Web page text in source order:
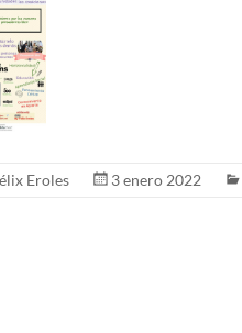
Eroles 3 enero 2022